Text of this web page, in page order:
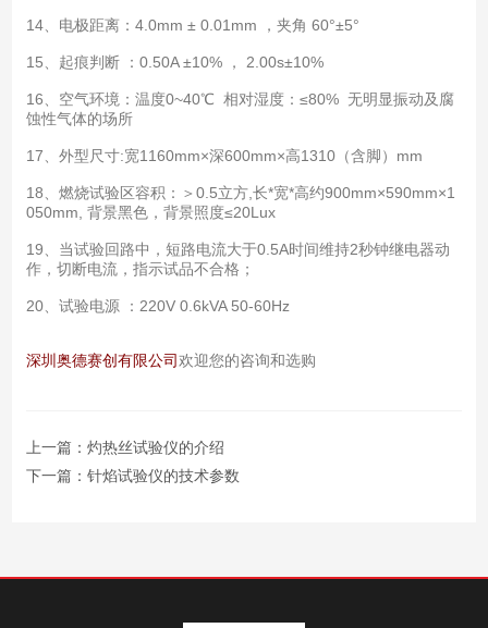
14、电极距离：4.0mm ± 0.01mm ，夹角 60°±5°
15、起痕判断 ：0.50A ±10% ， 2.00s±10%
16、空气环境：温度0~40℃ 相对湿度：≤80% 无明显振动及腐
蚀性气体的场所
17、外型尺寸:宽1160mm×深600mm×高1310（含脚）mm
18、燃烧试验区容积：＞0.5立方,长*宽*高约900mm×590mm×1
050mm, 背景黑色，背景照度≤20Lux
19、当试验回路中，短路电流大于0.5A时间维持2秒钟继电器动
作，切断电流，指示试品不合格；
20、试验电源 ：220V 0.6kVA 50-60Hz
深圳奥德赛创有限公司欢迎您的咨询和选购
上一篇： 灼热丝试验仪的介绍
下一篇： 针焰试验仪的技术参数